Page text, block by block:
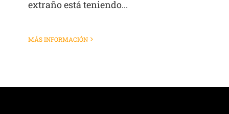
extraño está teniendo...
MÁS INFORMACIÓN